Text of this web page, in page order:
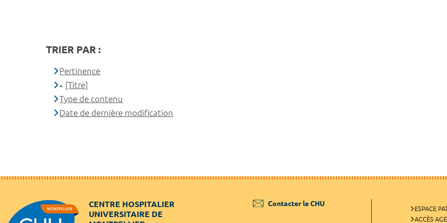
TRIER PAR :
Pertinence
[Titre]
Type de contenu
Date de dernière modification
CENTRE HOSPITALIER
UNIVERSITAIRE DE
Contacter le CHU
ESPACE
ACCÈS